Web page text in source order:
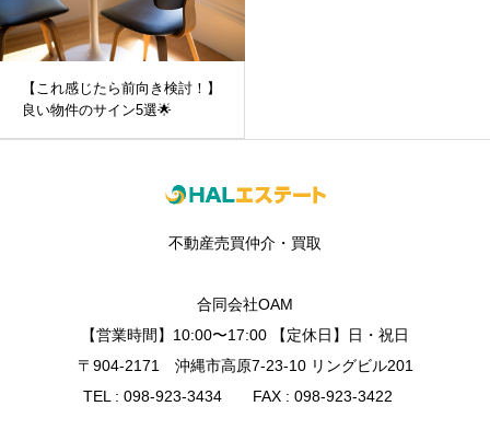
【これ感じたら前向き検討！】
良い物件のサイン5選🌟
不動産売買仲介・買取
合同会社OAM
【営業時間】10:00〜17:00 【定休日】日・祝日
〒904-2171 沖縄市高原7-23-10 リングビル201
TEL : 098-923-3434 FAX : 098-923-3422